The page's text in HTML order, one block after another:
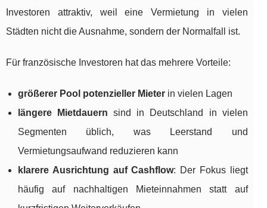
Investoren attraktiv, weil eine Vermietung in vielen
Städten nicht die Ausnahme, sondern der Normalfall ist.
Für französische Investoren hat das mehrere Vorteile:
größerer Pool potenzieller Mieter in vielen Lagen
längere Mietdauern sind in Deutschland in vielen
Segmenten üblich, was Leerstand und
Vermietungsaufwand reduzieren kann
klarere Ausrichtung auf Cashflow: Der Fokus liegt
häufig auf nachhaltigen Mieteinnahmen statt auf